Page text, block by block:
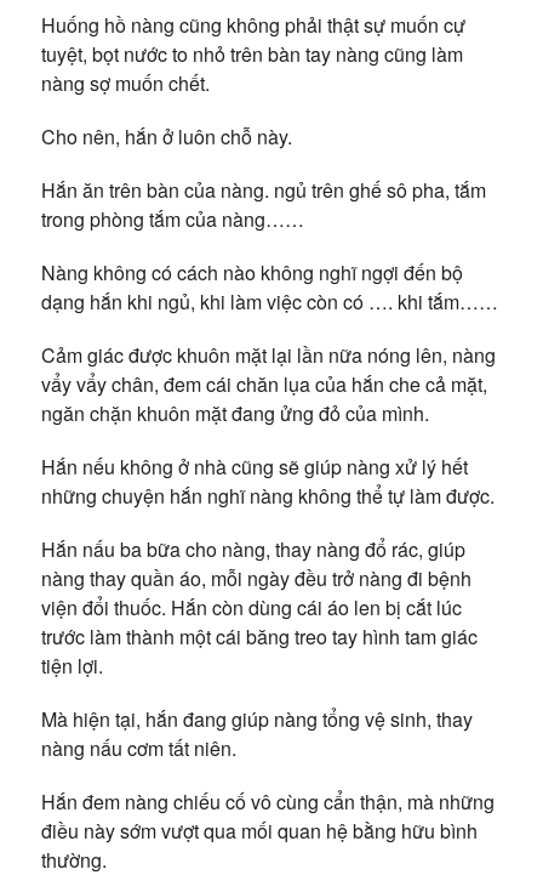
Huống hồ nàng cũng không phải thật sự muốn cự
tuyệt, bọt nước to nhỏ trên bàn tay nàng cũng làm
nàng sợ muốn chết.
Cho nên, hắn ở luôn chỗ này.
Hắn ăn trên bàn của nàng. ngủ trên ghế sô pha, tắm
trong phòng tắm của nàng……
Nàng không có cách nào không nghĩ ngợi đến bộ
dạng hắn khi ngủ, khi làm việc còn có …. khi tắm……
Cảm giác được khuôn mặt lại lần nữa nóng lên, nàng
vẩy vẩy chân, đem cái chăn lụa của hắn che cả mặt,
ngăn chặn khuôn mặt đang ửng đỏ của mình.
Hắn nếu không ở nhà cũng sẽ giúp nàng xử lý hết
những chuyện hắn nghĩ nàng không thể tự làm được.
Hắn nấu ba bữa cho nàng, thay nàng đổ rác, giúp
nàng thay quần áo, mỗi ngày đều trở nàng đi bệnh
viện đổi thuốc. Hắn còn dùng cái áo len bị cắt lúc
trước làm thành một cái băng treo tay hình tam giác
tiện lợi.
Mà hiện tại, hắn đang giúp nàng tổng vệ sinh, thay
nàng nấu cơm tất niên.
Hắn đem nàng chiếu cố vô cùng cẩn thận, mà những
điều này sớm vượt qua mối quan hệ bằng hữu bình
thường.